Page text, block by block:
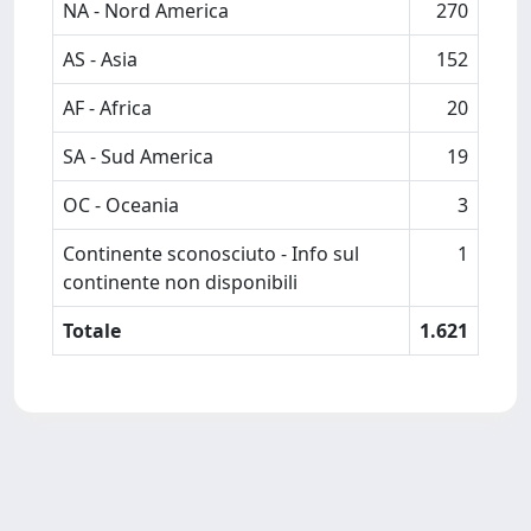
NA - Nord America
270
AS - Asia
152
AF - Africa
20
SA - Sud America
19
OC - Oceania
3
Continente sconosciuto - Info sul
continente non disponibili
1
Totale 1.621